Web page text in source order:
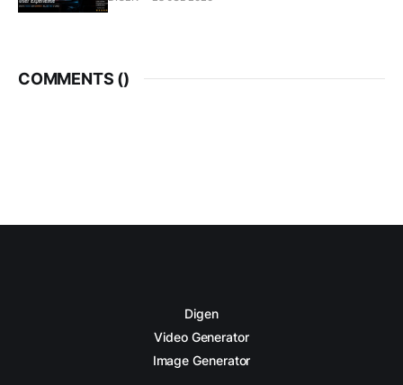
COMMENTS ()
Digen
Video Generator
Image Generator